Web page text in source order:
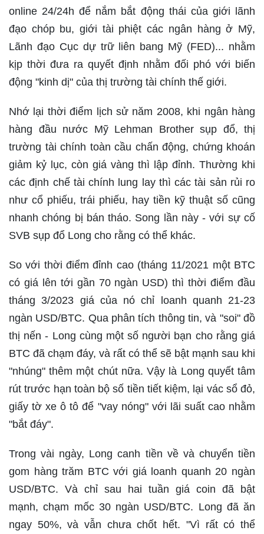
online 24/24h để nắm bắt động thái của giới lãnh
đạo chóp bu, giới tài phiệt các ngân hàng ở Mỹ,
Lãnh đạo Cục dự trữ liên bang Mỹ (FED)... nhằm
kịp thời đưa ra quyết định nhằm đối phó với biến
động "kinh dị" của thị trường tài chính thế giới.
Nhớ lại thời điểm lịch sử năm 2008, khi ngân hàng
hàng đầu nước Mỹ Lehman Brother sụp đổ, thị
trường tài chính toàn cầu chấn động, chứng khoán
giảm kỷ lục, còn giá vàng thì lập đỉnh. Thường khi
các định chế tài chính lung lay thì các tài sản rủi ro
như cổ phiếu, trái phiếu, hay tiền kỹ thuật số cũng
nhanh chóng bị bán tháo. Song lần này - với sự cố
SVB sụp đổ Long cho rằng có thể khác.
So với thời điểm đỉnh cao (tháng 11/2021 một BTC
có giá lên tới gần 70 ngàn USD) thì thời điểm đầu
tháng 3/2023 giá của nó chỉ loanh quanh 21-23
ngàn USD/BTC. Qua phân tích thông tin, và "soi" đồ
thị nến - Long cùng một số người bạn cho rằng giá
BTC đã chạm đáy, và rất có thể sẽ bật mạnh sau khi
"nhúng" thêm một chút nữa. Vậy là Long quyết tâm
rút trước hạn toàn bộ số tiền tiết kiệm, lại vác sổ đỏ,
giấy tờ xe ô tô để "vay nóng" với lãi suất cao nhằm
"bắt đáy".
Trong vài ngày, Long canh tiền về và chuyển tiền
gom hàng trăm BTC với giá loanh quanh 20 ngàn
USD/BTC. Và chỉ sau hai tuần giá coin đã bật
mạnh, chạm mốc 30 ngàn USD/BTC. Long đã ăn
ngay 50%, và vẫn chưa chốt hết. "Vì rất có thể